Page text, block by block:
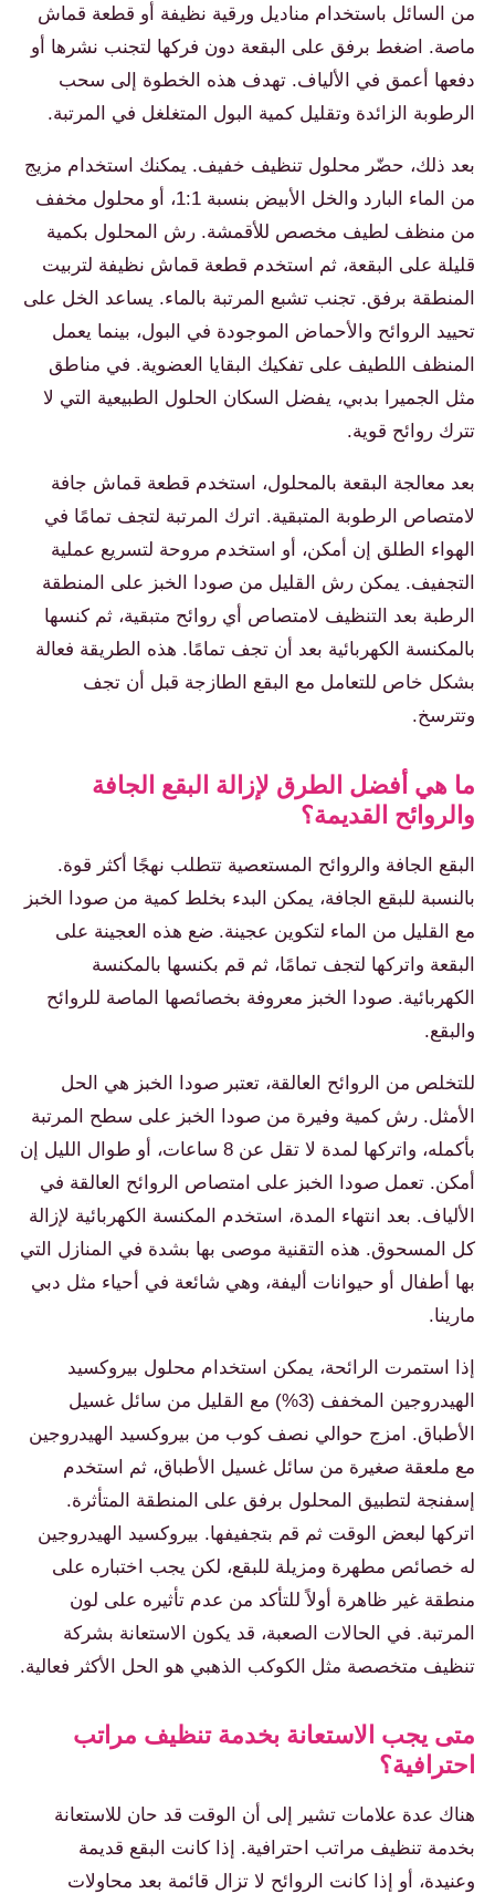
من السائل باستخدام مناديل ورقية نظيفة أو قطعة قماش
ماصة. اضغط برفق على البقعة دون فركها لتجنب نشرها أو
دفعها أعمق في الألياف. تهدف هذه الخطوة إلى سحب
الرطوبة الزائدة وتقليل كمية البول المتغلغل في المرتبة.
بعد ذلك، حضّر محلول تنظيف خفيف. يمكنك استخدام مزيج
من الماء البارد والخل الأبيض بنسبة 1:1، أو محلول مخفف
من منظف لطيف مخصص للأقمشة. رش المحلول بكمية
قليلة على البقعة، ثم استخدم قطعة قماش نظيفة لتربيت
المنطقة برفق. تجنب تشبع المرتبة بالماء. يساعد الخل على
تحييد الروائح والأحماض الموجودة في البول، بينما يعمل
المنظف اللطيف على تفكيك البقايا العضوية. في مناطق
مثل الجميرا بدبي، يفضل السكان الحلول الطبيعية التي لا
تترك روائح قوية.
بعد معالجة البقعة بالمحلول، استخدم قطعة قماش جافة
لامتصاص الرطوبة المتبقية. اترك المرتبة لتجف تمامًا في
الهواء الطلق إن أمكن، أو استخدم مروحة لتسريع عملية
التجفيف. يمكن رش القليل من صودا الخبز على المنطقة
الرطبة بعد التنظيف لامتصاص أي روائح متبقية، ثم كنسها
بالمكنسة الكهربائية بعد أن تجف تمامًا. هذه الطريقة فعالة
بشكل خاص للتعامل مع البقع الطازجة قبل أن تجف
وتترسخ.
ما هي أفضل الطرق لإزالة البقع الجافة
والروائح القديمة؟
البقع الجافة والروائح المستعصية تتطلب نهجًا أكثر قوة.
بالنسبة للبقع الجافة، يمكن البدء بخلط كمية من صودا الخبز
مع القليل من الماء لتكوين عجينة. ضع هذه العجينة على
البقعة واتركها لتجف تمامًا، ثم قم بكنسها بالمكنسة
الكهربائية. صودا الخبز معروفة بخصائصها الماصة للروائح
والبقع.
للتخلص من الروائح العالقة، تعتبر صودا الخبز هي الحل
الأمثل. رش كمية وفيرة من صودا الخبز على سطح المرتبة
بأكمله، واتركها لمدة لا تقل عن 8 ساعات، أو طوال الليل إن
أمكن. تعمل صودا الخبز على امتصاص الروائح العالقة في
الألياف. بعد انتهاء المدة، استخدم المكنسة الكهربائية لإزالة
كل المسحوق. هذه التقنية موصى بها بشدة في المنازل التي
بها أطفال أو حيوانات أليفة، وهي شائعة في أحياء مثل دبي
مارينا.
إذا استمرت الرائحة، يمكن استخدام محلول بيروكسيد
الهيدروجين المخفف (3%) مع القليل من سائل غسيل
الأطباق. امزج حوالي نصف كوب من بيروكسيد الهيدروجين
مع ملعقة صغيرة من سائل غسيل الأطباق، ثم استخدم
إسفنجة لتطبيق المحلول برفق على المنطقة المتأثرة.
اتركها لبعض الوقت ثم قم بتجفيفها. بيروكسيد الهيدروجين
له خصائص مطهرة ومزيلة للبقع، لكن يجب اختباره على
منطقة غير ظاهرة أولاً للتأكد من عدم تأثيره على لون
المرتبة. في الحالات الصعبة، قد يكون الاستعانة بشركة
تنظيف متخصصة مثل الكوكب الذهبي هو الحل الأكثر فعالية.
متى يجب الاستعانة بخدمة تنظيف مراتب
احترافية؟
هناك عدة علامات تشير إلى أن الوقت قد حان للاستعانة
بخدمة تنظيف مراتب احترافية. إذا كانت البقع قديمة
وعنيدة، أو إذا كانت الروائح لا تزال قائمة بعد محاولات